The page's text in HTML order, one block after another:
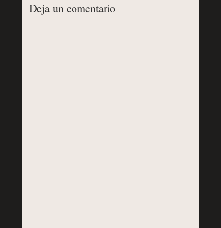
Deja un comentario